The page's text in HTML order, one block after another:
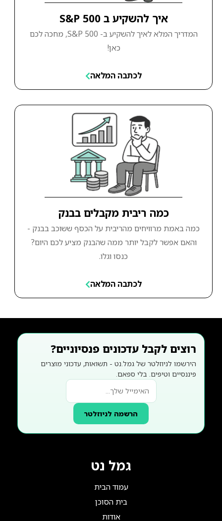
איך להשקיע ב S&P 500
המדריך המלא לאיך להשקיע ב- S&P 500, מחכה לכם
כאן!
לכתבה המלאה
כמה ריבית מקבלים בבנק
כמה באמת מרוויחים מהריבית על הכסף ששוכב בבנק -
והאם אפשר לקבל יותר ממה שהבנק מציע לכם היום?
כנסו וגלו.
לכתבה המלאה
רוצים לקבל עדכונים פנסיוניים?
הירשמו לניוזלטר של גמל.נט - תשואות, עדכוני מוצרים
פיננסיים וטיפים. בלי ספאם.
הרשמה לניוזלטר
גמל נט
עמוד הבית
בית הסוכן
אודות